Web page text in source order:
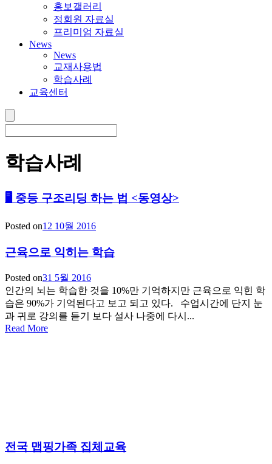
홍보갤러리
정회원 자료실
프리미엄 자료실
News
News
교재사용법
학습사례
교육센터
학습사례
🖥 중등 구조리딩 하는 법 <동영상>
Posted on12 10월 2016
근육으로 익히는 학습
Posted on31 5월 2016
인간의 뇌는 학습한 것을 10%만 기억하지만 근육으로 익힌 학
습은 90%가 기억된다고 보고 되고 있다. 수업시간에 단지 눈
과 귀로 강의를 듣기 보다 설사 나중에 다시...
Read More
전국 맵핑가족 집체교육